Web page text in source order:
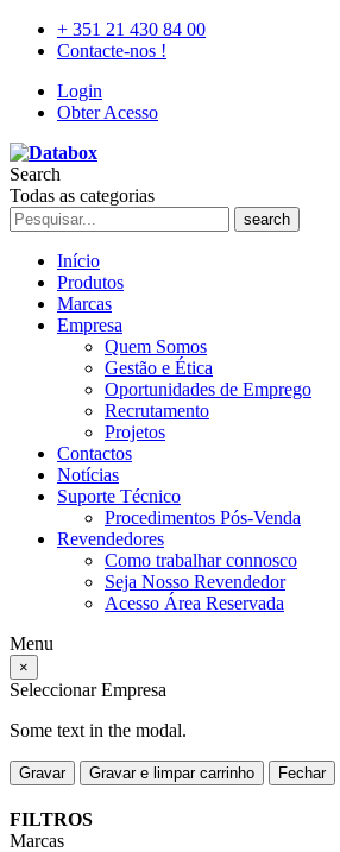
+ 351 21 430 84 00
Contacte-nos !
Login
Obter Acesso
Search
Todas as categorias
search
Início
Produtos
Marcas
Empresa
Quem Somos
Gestão e Ética
Oportunidades de Emprego
Recrutamento
Projetos
Contactos
Notícias
Suporte Técnico
Procedimentos Pós-Venda
Revendedores
Como trabalhar connosco
Seja Nosso Revendedor
Acesso Área Reservada
Menu
×
Seleccionar Empresa
Some text in the modal.
Gravar Gravar e limpar carrinho Fechar
FILTROS
Marcas